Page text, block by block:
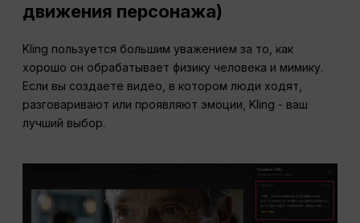
движения персонажа)
Kling пользуется большим уважением за то, как
хорошо он обрабатывает физику человека и мимику.
Если вы создаете видео, в котором люди ходят,
разговаривают или проявляют эмоции, Kling - ваш
лучший выбор.